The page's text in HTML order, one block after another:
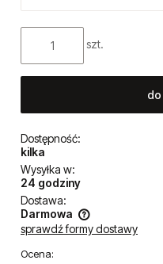
szt.
Dostępność:
kilka
Wysyłka w:
24 godziny
Dostawa:
Darmowa
Cena nie zawiera
sprawdź formy dostawy
Ocena: